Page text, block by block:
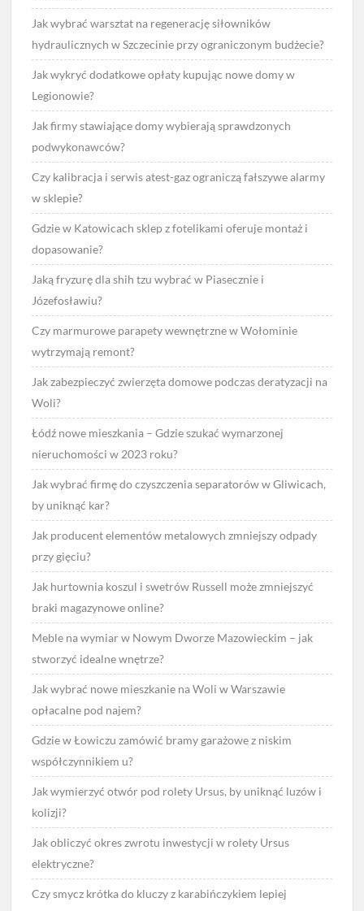
Jak wybrać warsztat na regenerację siłowników
hydraulicznych w Szczecinie przy ograniczonym budżecie?
Jak wykryć dodatkowe opłaty kupując nowe domy w
Legionowie?
Jak firmy stawiające domy wybierają sprawdzonych
podwykonawców?
Czy kalibracja i serwis atest-gaz ograniczą fałszywe alarmy
w sklepie?
Gdzie w Katowicach sklep z fotelikami oferuje montaż i
dopasowanie?
Jaką fryzurę dla shih tzu wybrać w Piasecznie i
Józefosławiu?
Czy marmurowe parapety wewnętrzne w Wołominie
wytrzymają remont?
Jak zabezpieczyć zwierzęta domowe podczas deratyzacji na
Woli?
Łódź nowe mieszkania – Gdzie szukać wymarzonej
nieruchomości w 2023 roku?
Jak wybrać firmę do czyszczenia separatorów w Gliwicach,
by uniknąć kar?
Jak producent elementów metalowych zmniejszy odpady
przy gięciu?
Jak hurtownia koszul i swetrów Russell może zmniejszyć
braki magazynowe online?
Meble na wymiar w Nowym Dworze Mazowieckim – jak
stworzyć idealne wnętrze?
Jak wybrać nowe mieszkanie na Woli w Warszawie
opłacalne pod najem?
Gdzie w Łowiczu zamówić bramy garażowe z niskim
współczynnikiem u?
Jak wymierzyć otwór pod rolety Ursus, by uniknąć luzów i
kolizji?
Jak obliczyć okres zwrotu inwestycji w rolety Ursus
elektryczne?
Czy smycz krótka do kluczy z karabińczykiem lepiej